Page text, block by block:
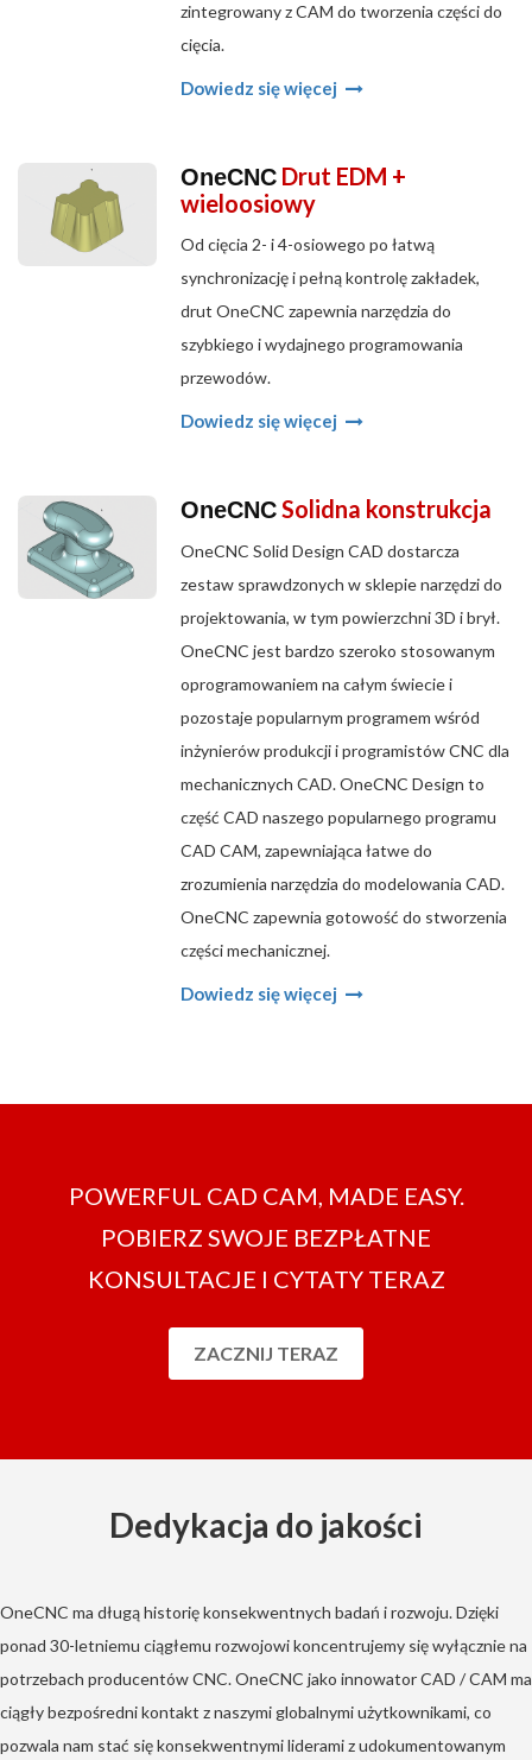
zintegrowany z CAM do tworzenia części do
cięcia.
Dowiedz się więcej
OneCNC Drut EDM +
wieloosiowy
Od cięcia 2- i 4-osiowego po łatwą
synchronizację i pełną kontrolę zakładek,
drut OneCNC zapewnia narzędzia do
szybkiego i wydajnego programowania
przewodów.
Dowiedz się więcej
OneCNCSolidna konstrukcja
OneCNC Solid Design CAD dostarcza
zestaw sprawdzonych w sklepie narzędzi do
projektowania, w tym powierzchni 3D i brył.
OneCNC jest bardzo szeroko stosowanym
oprogramowaniem na całym świecie i
pozostaje popularnym programem wśród
inżynierów produkcji i programistów CNC dla
mechanicznych CAD. OneCNC Design to
część CAD naszego popularnego programu
CAD CAM, zapewniająca łatwe do
zrozumienia narzędzia do modelowania CAD.
OneCNC zapewnia gotowość do stworzenia
części mechanicznej.
Dowiedz się więcej
POWERFUL CAD CAM, MADE EASY.
POBIERZ SWOJE BEZPŁATNE
KONSULTACJE I CYTATY TERAZ
ZACZNIJ TERAZ
Dedykacja do jakości
OneCNC ma długą historię konsekwentnych badań i rozwoju. Dzięki
ponad 30-letniemu ciągłemu rozwojowi koncentrujemy się wyłącznie na
potrzebach producentów CNC. OneCNC jako innowator CAD / CAM ma
ciągły bezpośredni kontakt z naszymi globalnymi użytkownikami, co
pozwala nam stać się konsekwentnymi liderami z udokumentowanym